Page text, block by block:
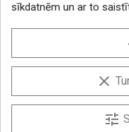
sīkdatnēm un ar to
clear
tune